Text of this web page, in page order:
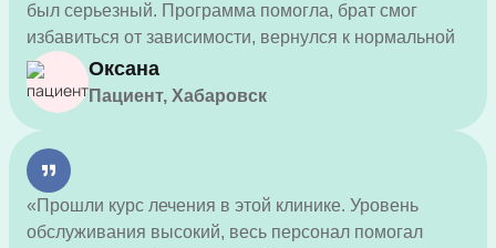
был серьезный. Программа помогла, брат смог
избавиться от зависимости, вернулся к нормальной
жизни.»Оксана
Пациент, Хабаровск
«Прошли курс лечения в этой клинике. Уровень
обслуживания высокий, весь персонал помогал